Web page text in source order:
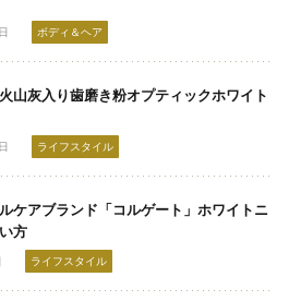
ボディ＆ヘア
山灰入り歯磨き粉オプティックホワイト
ライフスタイル
ケアブランド「コルゲート」ホワイトニ
方
ライフスタイル